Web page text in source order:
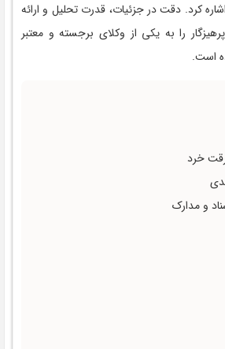
کرد. دقت در جزئیات، قدرت تحلیل و ارائه
را به یکی از وکلای برجسته و معتبر
است.
خرد
و مدارک